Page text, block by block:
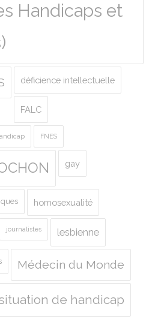
Handicaps et
déficience intellectuelle
FALC
FNES
gay
homosexualité
journalistes lesbienne
Médecin du Monde
de handicap